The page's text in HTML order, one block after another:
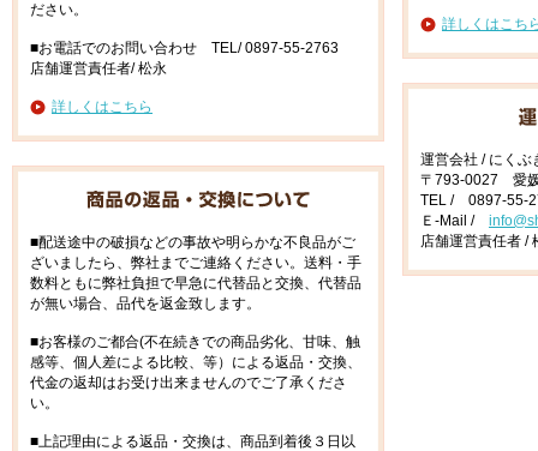
ださい。
■お電話でのお問い合わせ TEL/ 0897-55-2763
店舗運営責任者/ 松永
詳しくはこちら
■配送途中の破損などの事故や明らかな不良品がご
ざいましたら、弊社までご連絡ください。送料・手
数料ともに弊社負担で早急に代替品と交換、代替品
が無い場合、品代を返金致します。
■お客様のご都合(不在続きでの商品劣化、甘味、触
感等、個人差による比較、等）による返品・交換、
代金の返却はお受け出来ませんのでご了承くださ
い。
■上記理由による返品・交換は、商品到着後３日以
詳しくはこち
運営会社 / にくぶ
〒793-0027 愛
TEL / 0897-55-
Ｅ-Mail /
店舗運営責任者 /